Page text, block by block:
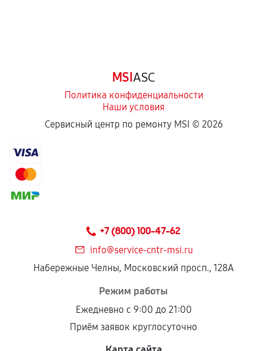
MSIASC
Политика конфиденциальности
Наши условия
Сервисный центр по ремонту MSI © 2026
+7 (800) 100-47-62
info@service-cntr-msi.ru
Набережные Челны, Московский просп., 128А
Режим работы
Ежедневно с 9:00 до 21:00
Приём заявок круглосуточно